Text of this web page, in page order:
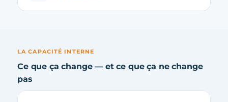
LA CAPACITÉ INTERNE
Ce que ça change — et ce que ça ne change
pas